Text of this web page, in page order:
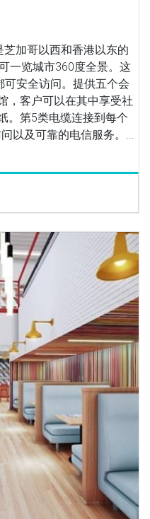
加哥以西和香港以东的
一览城市360度全景。这
安全访问。提供五个会
，客户可以在其中享受社
。第5类电缆连接到每个
以及可靠的电信服务。...